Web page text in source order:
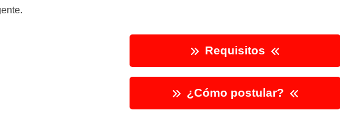
Requisitos
¿Cómo postular?